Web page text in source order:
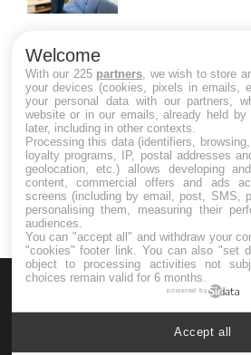
Maladie de
amyotrophique)
Welcome
With our 225 partners , we wish to store
your devices (cookies, pixels in emails,
your personal data with our partners,
website or in our emails, already held
later, including in other contexts.
Processing this data (identifiers,
loyalty programs, IP, postal addresses
geolocation, etc.) allows developing
content, commercial offers and ads
screens (including by email, post, SMS,
personalising them, measuring their
audiences.
You can "accept all" and withdraw your
"cookies" footer link . You can also "set
object to processing activities not
choices remain valid for 6 months.
powered by
Accept all